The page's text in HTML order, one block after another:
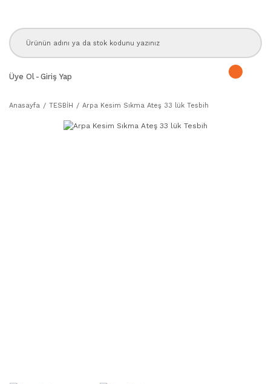
Üye Ol - Giriş Yap
Anasayfa TESBİH Arpa Kesim Sıkma Ateş 33 lük Tesbih